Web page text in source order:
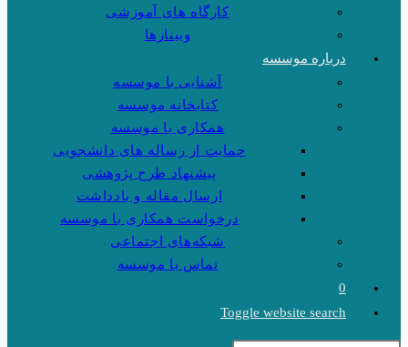
کارگاه های آموزشی
وبینارها
درباره موسسه
آشنایی با موسسه
کتابخانه موسسه
همکاری با موسسه
حمایت از رساله های دانشجویی
پیشنهاد طرح پژوهشی
ارسال مقاله و یادداشت
درخواست همکاری با موسسه
شبکه‌های اجتماعی
تماس با موسسه
0
Toggle website search